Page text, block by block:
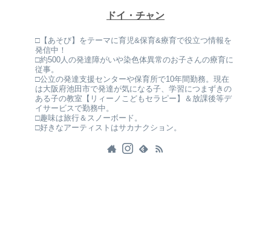
ドイ・チャン
□【あそび】をテーマに育児&保育&療育で役立つ情報を
発信中！
□約500人の発達障がいや染色体異常のお子さんの療育に
従事。
□公立の発達支援センターや保育所で10年間勤務。現在
は大阪府池田市で発達が気になる子、学習につまずきの
ある子の教室【リィーノこどもセラピー】＆放課後等デ
イサービスで勤務中。
□趣味は旅行＆スノーボード。
□好きなアーティストはサカナクション。